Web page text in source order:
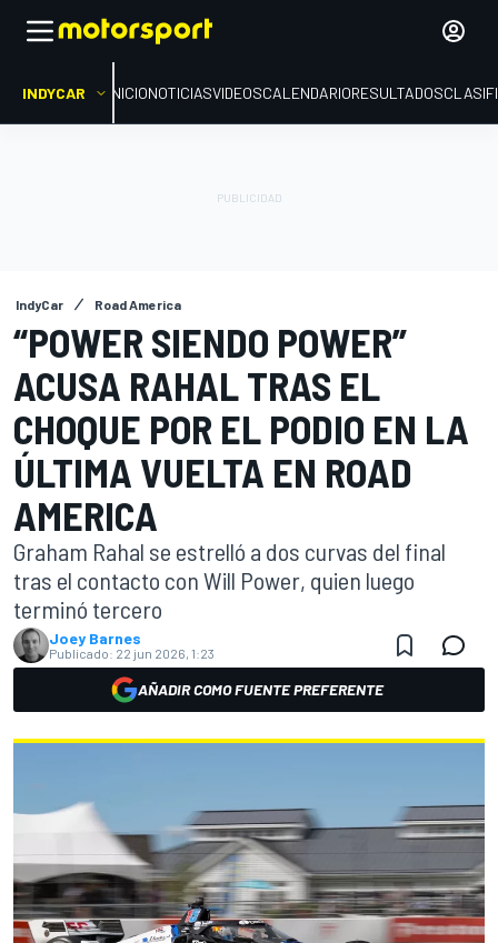
INDYCAR INICIONOTICIASVIDEOSCALENDARIORESULTADOS
IndyCar Road America
“POWER SIENDO POWER”
ACUSA RAHAL TRAS EL
CHOQUE POR EL PODIO EN LA
ÚLTIMA VUELTA EN ROAD
AMERICA
Graham Rahal se estrelló a dos curvas del final
tras el contacto con Will Power, quien luego
terminó tercero
Joey Barnes
Publicado: 22 jun 2026, 1:23
AÑADIR COMO FUENTE PREFERENTE